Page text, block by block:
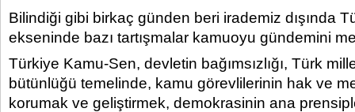
Bilindiği gibi birkaç günden beri irademiz dışında
ekseninde bazı tartışmalar kamuoyu gündemini
Türkiye Kamu-Sen, devletin bağımsızlığı, Türk
bütünlüğü temelinde, kamu görevlilerinin hak ve
korumak ve geliştirmek, demokrasinin ana